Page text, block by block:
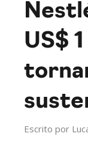
US$
Escrito por